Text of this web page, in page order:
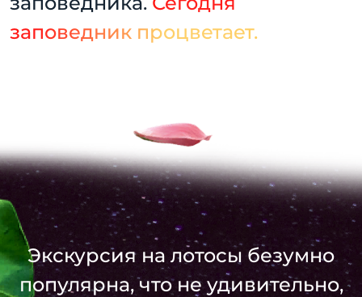
заповедник процветает.
Экскурсия на лотосы безумно
популярна, что не удивительно,